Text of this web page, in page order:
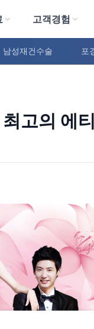
고객경험
남성재건수술 포
고의 에